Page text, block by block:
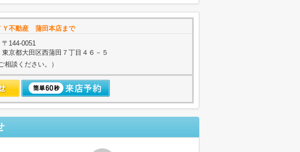
Ｙ不動産 蒲田本店まで
〒144-0051
東京都大田区西蒲田７丁目４６－５
談ください。）